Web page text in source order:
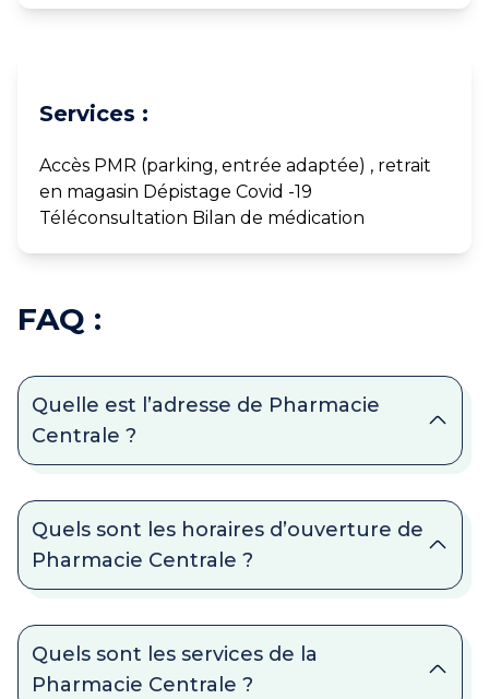
Services :
Accès PMR (parking, entrée adaptée) , retrait
en magasin Dépistage Covid -19
Téléconsultation Bilan de médication
FAQ :
Quelle est l’adresse de Pharmacie
Centrale ?
Quels sont les horaires d’ouverture de
Pharmacie Centrale ?
Quels sont les services de la
Pharmacie Centrale ?